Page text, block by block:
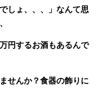
しょ、、、」なんて思
円するお酒もあるんで
せんか？食器の飾りに